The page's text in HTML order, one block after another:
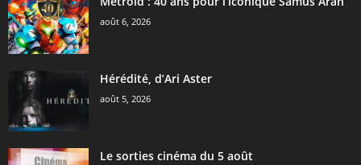
août 6, 2026
Hérédité, d’Ari Aster
août 5, 2026
Le sorties cinéma du 5 août